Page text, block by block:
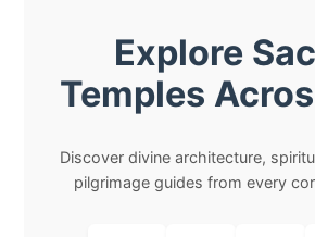
Explore
Temples
Discover divine architecture,
pilgrimage guides from every